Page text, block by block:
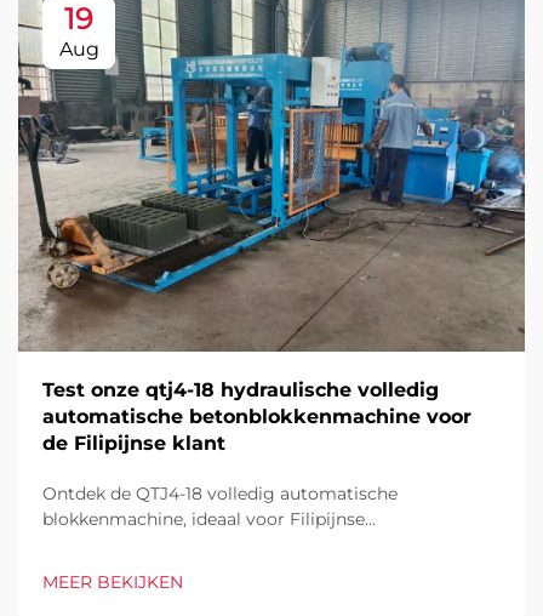
19
Aug
Test onze qtj4-18 hydraulische volledig
automatische betonblokkenmachine voor
de Filipijnse klant
Ontdek de QTJ4-18 volledig automatische
blokkenmachine, ideaal voor Filipijnse
weinig afval, volledige automatisering. Vraag
MEER BEKIJKEN